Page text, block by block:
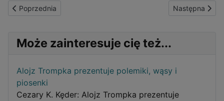
Poprzednia strona: Distilled From Pure Grain
Poprzednia Następna
Następna
Może zainteresuje cię też...
Alojz Trompka prezentuje polemiki, wąsy i
piosenki
Cezary K. Kęder: Alojz Trompka prezentuje